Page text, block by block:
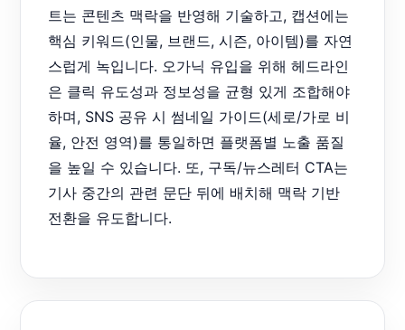
트는 콘텐츠 맥락을 반영해 기술하고, 캡션에는
핵심 키워드(인물, 브랜드, 시즌, 아이템)를 자연
스럽게 녹입니다. 오가닉 유입을 위해 헤드라인
은 클릭 유도성과 정보성을 균형 있게 조합해야
하며, SNS 공유 시 썸네일 가이드(세로/가로 비
율, 안전 영역)를 통일하면 플랫폼별 노출 품질
을 높일 수 있습니다. 또, 구독/뉴스레터 CTA는
기사 중간의 관련 문단 뒤에 배치해 맥락 기반
전환을 유도합니다.